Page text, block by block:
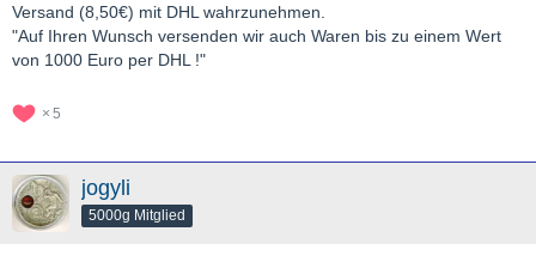
Versand (8,50€) mit DHL wahrzunehmen.
"Auf Ihren Wunsch versenden wir auch Waren bis zu einem Wert
von 1000 Euro per DHL !"
5
jogyli
5000g Mitglied